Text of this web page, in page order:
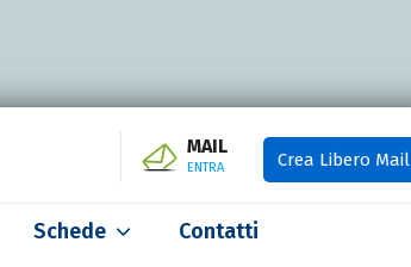
MAIL
ENTRA Crea Libero Mail
Schede Contatti